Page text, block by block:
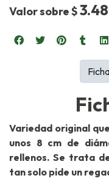
Valor sobre $
Variedad original
unos 8 cm de
rellenos. Se trata
tan solo pide un